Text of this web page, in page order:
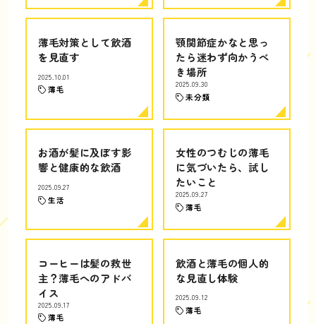
薄毛対策として飲酒
を見直す
2025.10.01
薄毛
顎関節症かなと思っ
たら迷わず向かうべ
き場所
2025.09.30
未分類
お酒が髪に及ぼす影
響と健康的な飲酒
2025.09.27
生活
女性のつむじの薄毛
に気づいたら、試し
たいこと
2025.09.27
薄毛
コーヒーは髪の救世
主？薄毛へのアドバ
イス
2025.09.17
薄毛
飲酒と薄毛の個人的
な見直し体験
2025.09.12
薄毛